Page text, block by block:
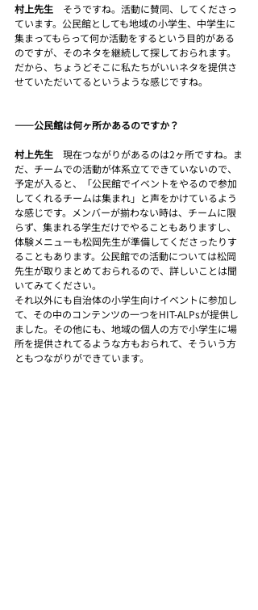
村上先生 そうですね。活動に賛同、してくださっ
ています。公民館としても地域の小学生、中学生に
集まってもらって何か活動をするという目的がある
のですが、そのネタを継続して探しておられます。
だから、ちょうどそこに私たちがいいネタを提供さ
せていただいてるというような感じですね。
――公民館は何ヶ所かあるのですか？
村上先生 現在つながりがあるのは2ヶ所ですね。ま
だ、チームでの活動が体系立てできていないので、
予定が入ると、「公民館でイベントをやるので参加
してくれるチームは集まれ」と声をかけているよう
な感じです。メンバーが揃わない時は、チームに限
らず、集まれる学生だけでやることもありますし、
体験メニューも松岡先生が準備してくださったりす
ることもあります。公民館での活動については松岡
先生が取りまとめておられるので、詳しいことは聞
いてみてください。
それ以外にも自治体の小学生向けイベントに参加し
て、その中のコンテンツの一つをHIT-ALPsが提供し
ました。その他にも、地域の個人の方で小学生に場
所を提供されてるような方もおられて、そういう方
ともつながりができています。